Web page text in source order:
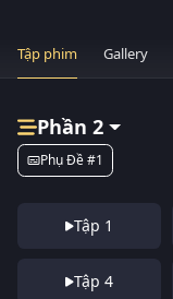
Tập phim Gallery
Phần 2
Phụ Đề #1
Tập 1
Tập 4